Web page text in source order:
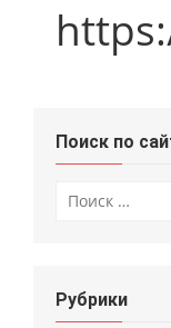
Поиск по
Рубрики